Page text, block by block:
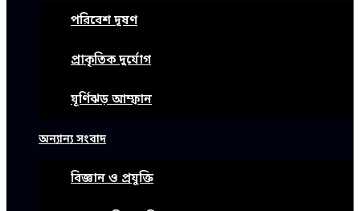
পরিবেশ দূষণ
প্রাকৃতিক দুর্যোগ
ঘূর্ণিঝড় আম্ফান
অন্যান্য সংবাদ
বিজ্ঞান ও প্রযুক্তি